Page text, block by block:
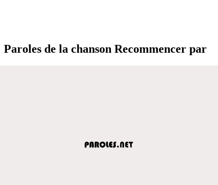
Paroles de la chanson Recommencer par